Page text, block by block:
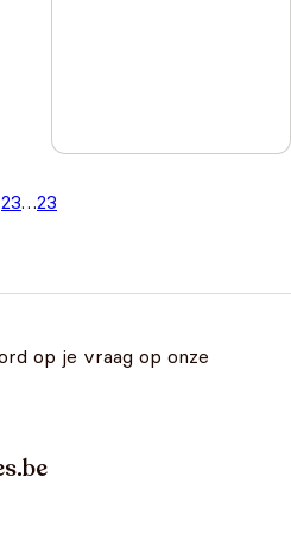
23…23
op je vraag op onze